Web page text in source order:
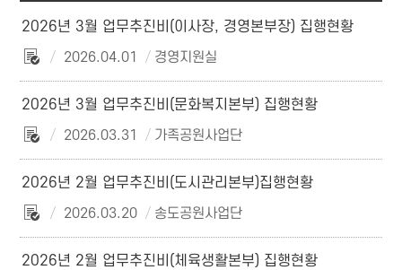
2026년 3월 업무추진비(이사장, 경영본부장) 집행현황
2026.04.01
경영지원실
2026년 3월 업무추진비(문화복지본부) 집행현황
2026.03.31
가족공원사업단
2026년 2월 업무추진비(도시관리본부)집행현황
2026.03.20
송도공원사업단
2026년 2월 업무추진비(체육생활본부) 집행현황